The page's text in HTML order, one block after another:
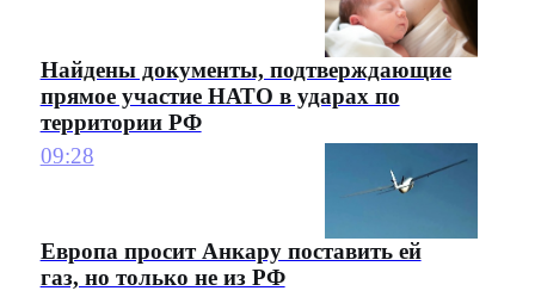
Найдены документы, подтверждающие
прямое участие НАТО в ударах по
территории РФ
09:28
Европа просит Анкару поставить ей
газ, но только не из РФ